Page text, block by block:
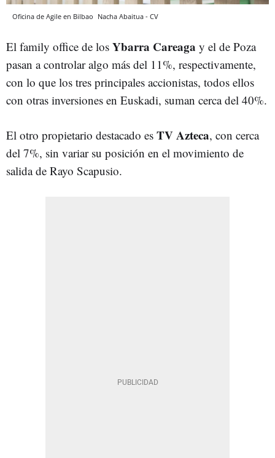
Oficina de Agile en Bilbao Nacha Abaitua - CV
El family office de los Ybarra Careaga y el de Poza
pasan a controlar algo más del 11%, respectivamente,
con lo que los tres principales accionistas, todos ellos
con otras inversiones en Euskadi, suman cerca del 40%.
El otro propietario destacado es TV Azteca, con cerca
del 7%, sin variar su posición en el movimiento de
salida de Rayo Scapusio.